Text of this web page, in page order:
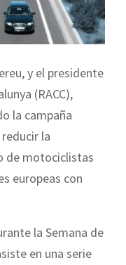
y el presidente
(RACC),
la campaña
la
de motociclistas
europeas con
la Semana de
en una serie